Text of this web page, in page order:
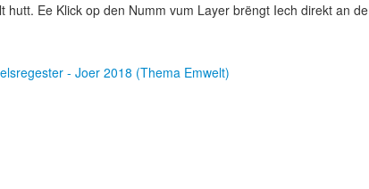
Ee Klick op den Numm vum Layer brëngt Iech direkt an de
- Joer 2018 (Thema Emwelt)